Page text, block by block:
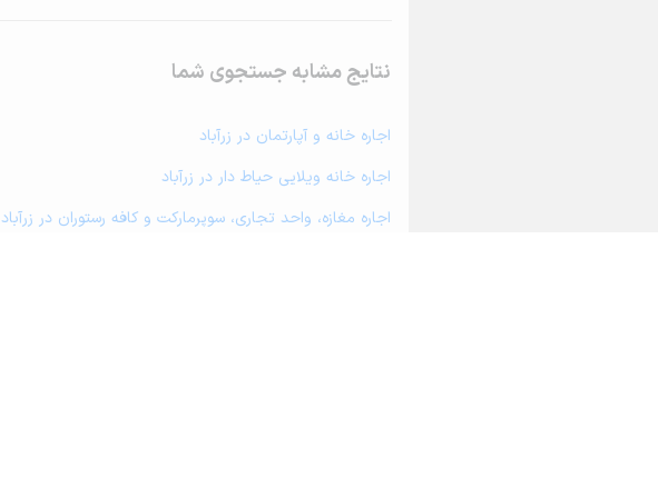
نتایج مشابه جستجوی شما
اجاره خانه و آپارتمان در زرآباد
اجاره خانه ویلایی حیاط دار در زرآباد
اجاره مغازه، واحد تجاری، سوپرمارکت و کافه رستوران در زرآباد